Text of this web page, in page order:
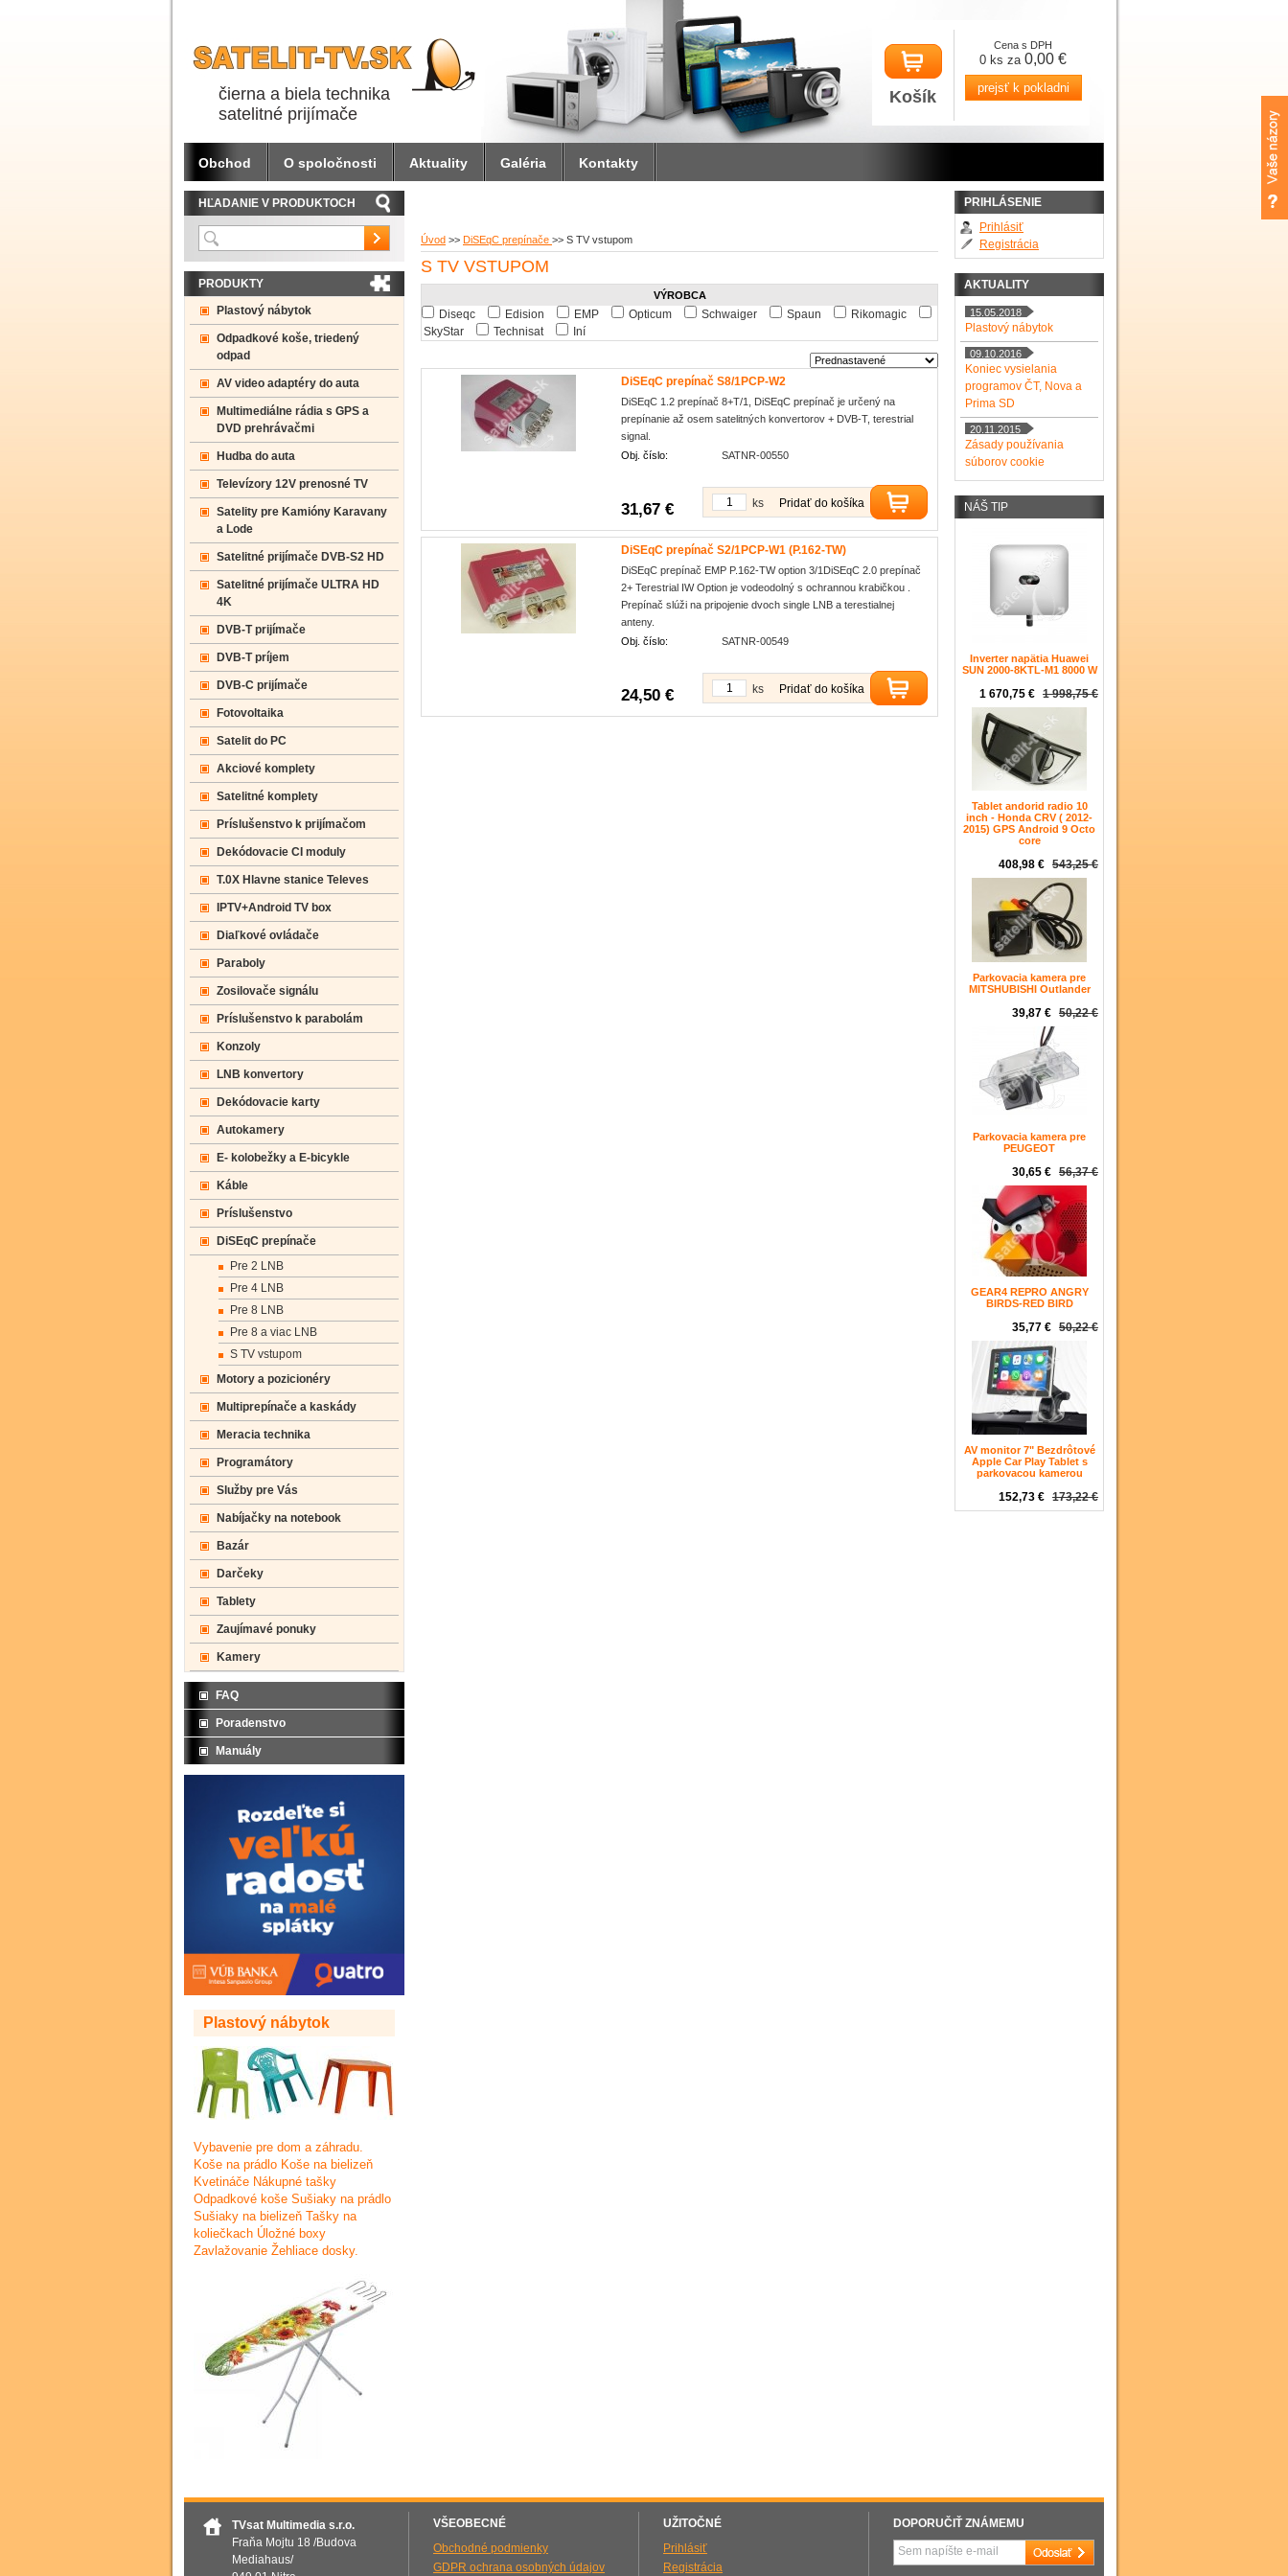
čierna a biela technika
satelitné prijímače
Úvod >> DiSEqC prepínače >> S TV vstupom
S TV VSTUPOM
VÝROBCA
Diseqc Edision EMP Opticum Schwaiger Spaun
Rikomagic
SkyStar
Technisat Iní
DiSEqC prepínač S8/1PCP-W2
DiSEqC 1.2 prepínač 8+T/1, DiSEqC prepínač je určený na
prepínanie až osem satelitných konvertorov + DVB-T, terestrial
signal.
Obj. číslo:
SATNR-00550
31,67 € Pridať do košíka
ks
DiSEqC prepínač S2/1PCP-W1 (P.162-TW)
DiSEqC prepínač EMP P.162-TW option 3/1DiSEqC 2.0 prepínač
2+ Terestrial IW Option je vodeodolný s ochrannou krabičkou .
Prepínač slúži na pripojenie dvoch single LNB a terestialnej
anteny.
Obj. číslo:
SATNR-00549
24,50 € Pridať do košíka
ks
HĽADANIE V PRODUKTOCH
PRODUKTY
Plastový nábytok
Odpadkové koše, triedený
odpad
AV video adaptéry do auta
Multimediálne rádia s GPS a
DVD prehrávačmi
Hudba do auta
Televízory 12V prenosné TV
Satelity pre Kamióny Karavany
a Lode
Satelitné prijímače DVB-S2 HD
Satelitné prijímače ULTRA HD
4K
DVB-T prijímače
DVB-T príjem
DVB-C prijímače
Fotovoltaika
Satelit do PC
Akciové komplety
Satelitné komplety
Príslušenstvo k prijímačom
Dekódovacie CI moduly
T.0X Hlavne stanice Televes
IPTV+Android TV box
Diaľkové ovládače
Paraboly
Zosilovače signálu
Príslušenstvo k parabolám
Konzoly
LNB konvertory
Dekódovacie karty
Autokamery
E- kolobežky a E-bicykle
Káble
Príslušenstvo
DiSEqC prepínače
Pre 2 LNB
Pre 4 LNB
Pre 8 LNB
Pre 8 a viac LNB
S TV vstupom
Motory a pozicionéry
Multiprepínače a kaskády
Meracia technika
Programátory
Služby pre Vás
Nabíjačky na notebook
Bazár
Darčeky
Tablety
Zaujímavé ponuky
Kamery
FAQ
Poradenstvo
Manuály
Plastový nábytok
Vybavenie pre dom a záhradu.
Koše na prádlo Koše na bielizeň
Kvetináče Nákupné tašky
Odpadkové koše Sušiaky na prádlo
Sušiaky na bielizeň Tašky na
koliečkach Úložné boxy
Zavlažovanie Žehliace dosky.
PRIHLÁSENIE
Prihlásiť
Registrácia
AKTUALITY
15.05.2018
Plastový nábytok
09.10.2016
Koniec vysielania
programov ČT, Nova a
Prima SD
20.11.2015
Zásady používania
súborov cookie
NÁŠ TIP
Inverter napätia Huawei
SUN 2000-8KTL-M1 8000 W
1 670,75 € 1 998,75 €
Tablet andorid radio 10
inch - Honda CRV ( 2012-
2015) GPS Android 9 Octo
core
408,98 € 543,25 €
Parkovacia kamera pre
MITSHUBISHI Outlander
39,87 € 50,22 €
Parkovacia kamera pre
PEUGEOT
30,65 € 56,37 €
GEAR4 REPRO ANGRY
BIRDS-RED BIRD
35,77 € 50,22 €
AV monitor 7" Bezdrôtové
Apple Car Play Tablet s
parkovacou kamerou
152,73 € 173,22 €
TVsat Multimedia s.r.o.
Fraňa Mojtu 18 /Budova
Mediahaus/
VŠEOBECNÉ
Obchodné podmienky
GDPR ochrana osobných údajov
UŽITOČNÉ
Prihlásiť
Registrácia
DOPORUČIŤ ZNÁMEMU
Obchod O spoločnosti Aktuality Galéria Kontakty
Košík
Cena s DPH
0 ks za 0,00 €
prejsť k pokladni